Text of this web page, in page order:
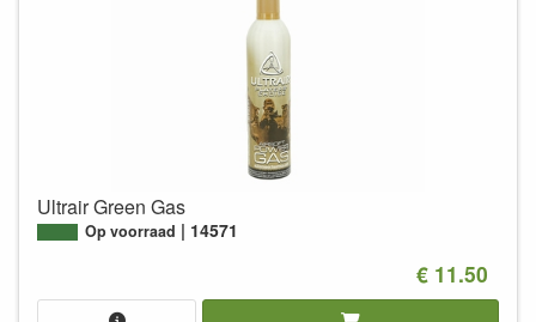
Ultrair Green Gas
Op voorraad 14571
€ 11.50